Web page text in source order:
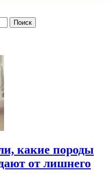
какие породы
от лишнего